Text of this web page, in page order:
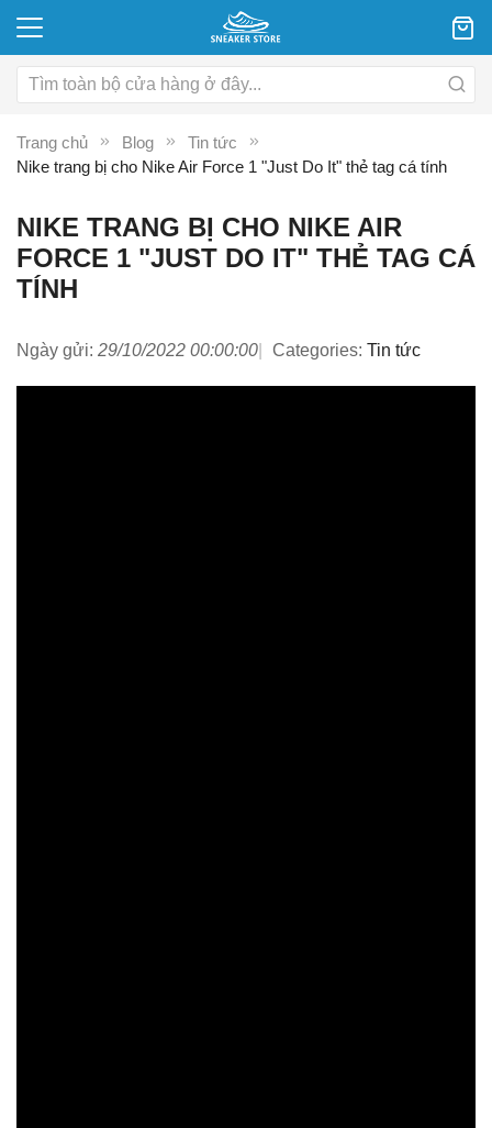
Trang chủ Blog
Tin tức
Nike trang bị cho Nike Air Force 1 "Just Do It" thẻ tag cá tính
NIKE TRANG BỊ CHO NIKE AIR
FORCE 1 "JUST DO IT" THẺ TAG CÁ
TÍNH
Ngày gửi: 29/10/2022 00:00:00 Categories: Tin tức